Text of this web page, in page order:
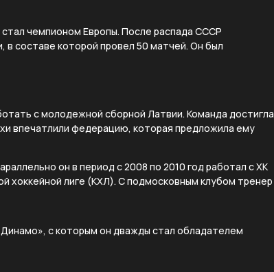
чемпионом Европы. После распада СССР
в составе которой провел 50 матчей. Он был
с молодежной сборной Латвии. Команда достигла
впечатлили федерацию, которая предложила ему
он в период с 2008 по 2010 год работал с ХК
хоккейной лиге (КХЛ). С подмосковным клубом тренер
с которым он дважды стал обладателем